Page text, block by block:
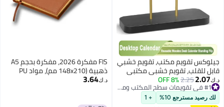
جيلوكس تقويم مكتب، تقويم خشبي
قابل للقلب، تقويم خشبي مكتبي
قابل لإعادة الاستخدام وقابض،
إكسسوارات مكتبية يومية لعدّة
أيام، زخرفة عرض لمكتب أو فصل
د.ك‏2.07
2.25
8% OFF
#1 في تقويمات سطح المكتب ومستلزماته
لك رصيد مسترجع 10% + 1
FIS مفكرة 2026، مفكرة بحجم A5
ذهبية (148x210 مم)، مواد PU
إيطالية، غلاف مبطن ومخيط من
د.ك‏3.64